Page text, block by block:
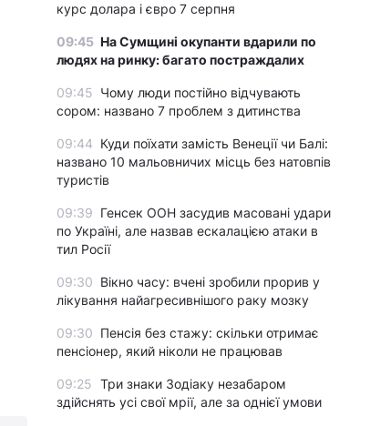
курс долара і євро 7 серпня
09:45 На Сумщині окупанти вдарили по
людях на ринку: багато постраждалих
09:45 Чому люди постійно відчувають
сором: названо 7 проблем з дитинства
09:44 Куди поїхати замість Венеції чи Балі:
названо 10 мальовничих місць без натовпів
туристів
09:39 Генсек ООН засудив масовані удари
по Україні, але назвав ескалацією атаки в
тил Росії
09:30 Вікно часу: вчені зробили прорив у
лікування найагресивнішого раку мозку
09:30 Пенсія без стажу: скільки отримає
пенсіонер, який ніколи не працював
09:25 Три знаки Зодіаку незабаром
здійснять усі свої мрії, але за однієї умови